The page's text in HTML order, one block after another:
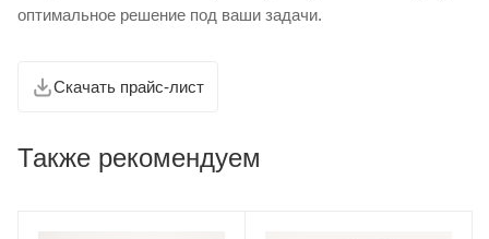
оптимальное решение под ваши задачи.
Скачать прайс-лист
Также рекомендуем